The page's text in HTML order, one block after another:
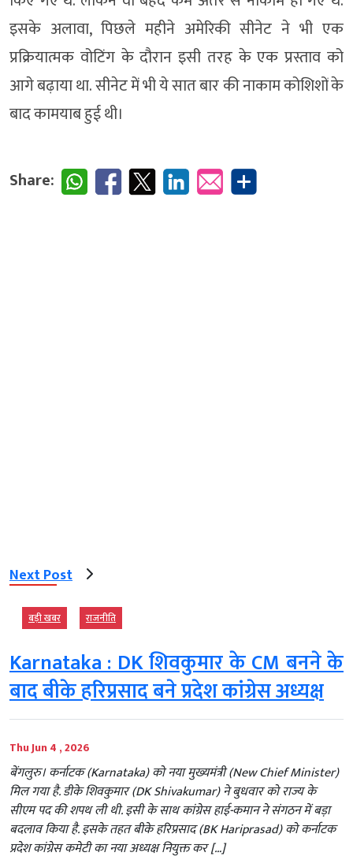
इसके अलावा, पिछले महीने अमेरिकी सीनेट ने भी एक
प्रक्रियात्मक वोटिंग के दौरान इसी तरह के एक प्रस्ताव को
आगे बढ़ाया था. सीनेट में भी ये सात बार की नाकाम कोशिशों के
बाद कामयाब हुई थी।
Share:
Next Post
बड़ी खबर राजनीति
Karnataka : DK शिवकुमार के CM बनने के
बाद बीके हरिप्रसाद बने प्रदेश कांग्रेस अध्यक्ष
Thu Jun 4 , 2026
बेंगलुरु। कर्नाटक (Karnataka) को नया मुख्यमंत्री (New Chief Minister)
मिल गया है. डीके शिवकुमार (DK Shivakumar) ने बुधवार को राज्य के
सीएम पद की शपथ ली थी. इसी के साथ कांग्रेस हाई-कमान ने संगठन में बड़ा
बदलाव किया है. इसके तहत बीके हरिप्रसाद (BK Hariprasad) को कर्नाटक
प्रदेश कांग्रेस कमेटी का नया अध्यक्ष नियुक्त कर […]